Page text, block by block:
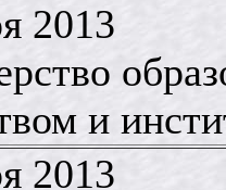
2013
и
2013